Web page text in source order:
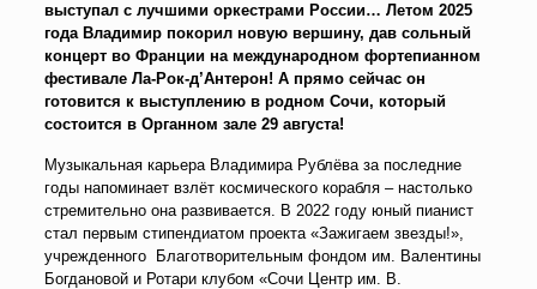
выступал с лучшими оркестрами России… Летом 2025
года Владимир покорил новую вершину, дав сольный
концерт во Франции на международном фортепианном
фестивале Ла-Рок-д’Антерон! А прямо сейчас он
готовится к выступлению в родном Сочи, который
состоится в Органном зале 29 августа!
Музыкальная карьера Владимира Рублёва за последние
годы напоминает взлёт космического корабля – настолько
стремительно она развивается. В 2022 году юный пианист
стал первым стипендиатом проекта «Зажигаем звезды!»,
учрежденного Благотворительным фондом им. Валентины
Богдановой и Ротари клубом «Сочи Центр им. В.